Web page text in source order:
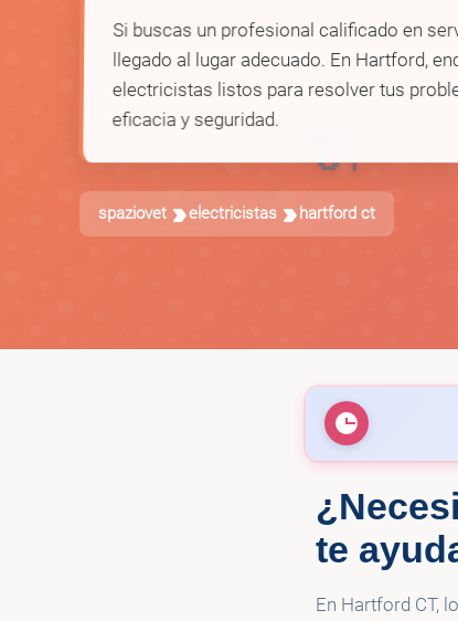
🔌
Si buscas un profesional calificado en
llegado al lugar adecuado. En Hartford,
electricistas listos para resolver tus
eficacia y seguridad.
spaziovet electricistas hartford ct
💡 Jr.
te
En Hartford CT,